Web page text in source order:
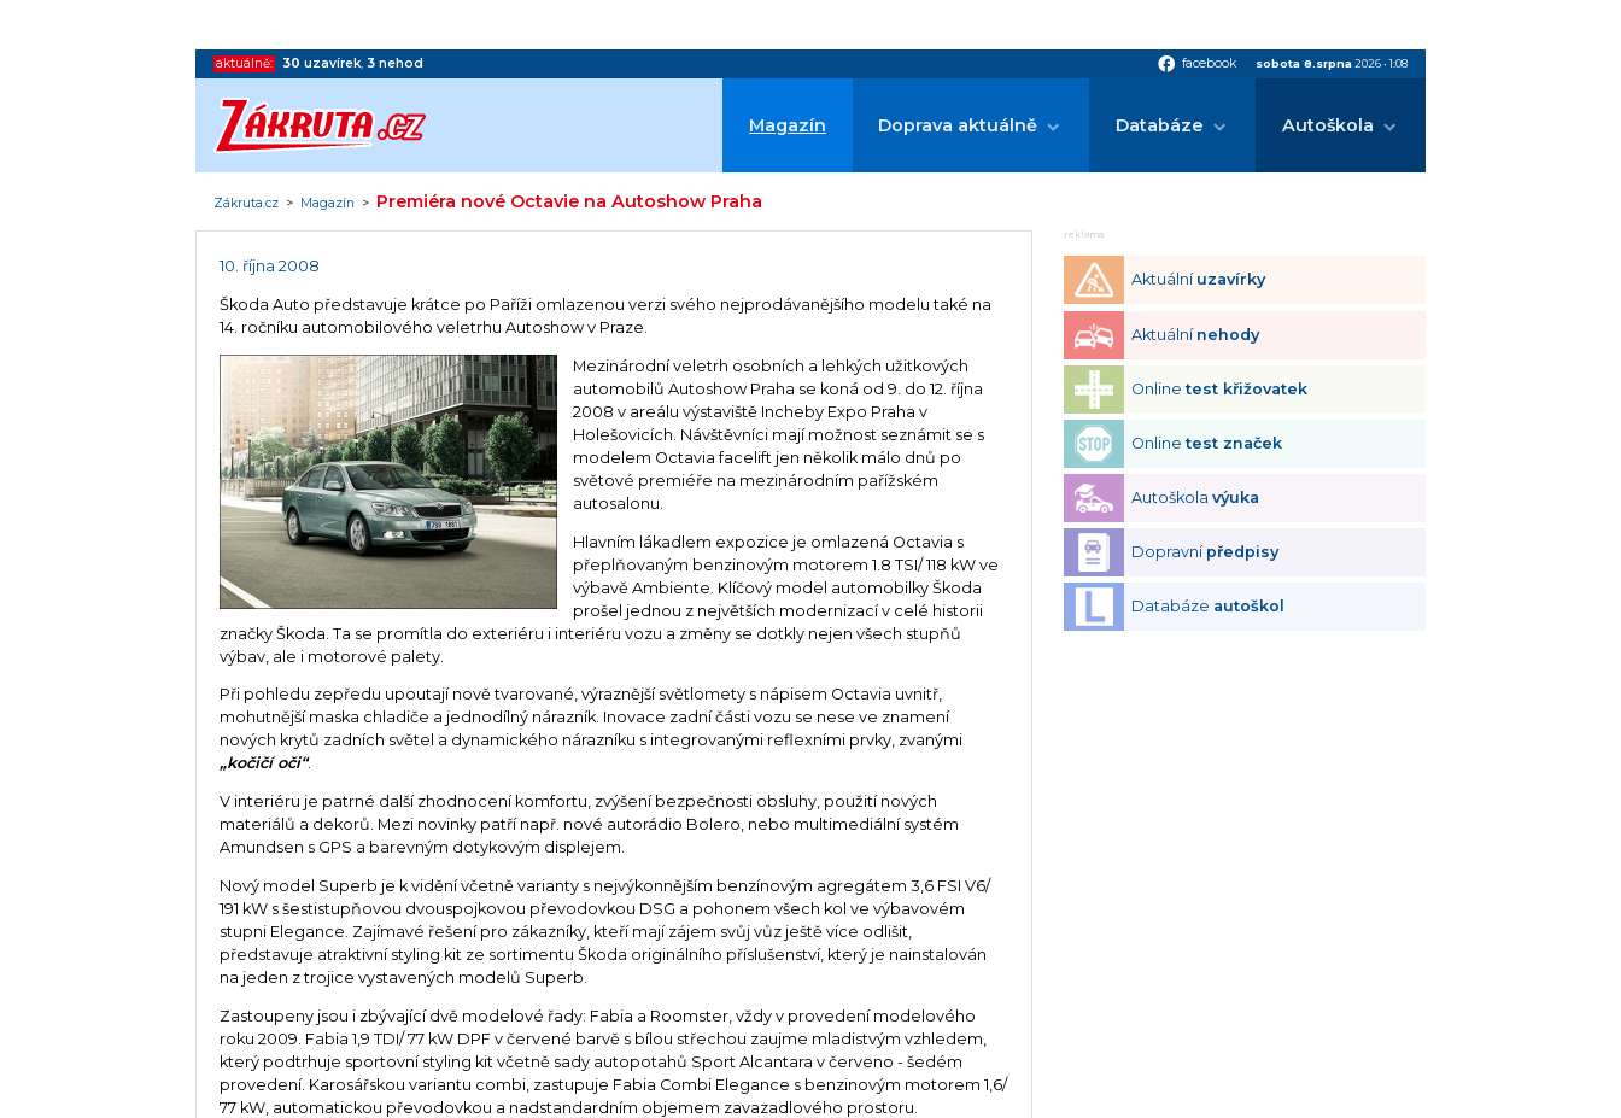
aktuálně: 30 uzavírek, 3 nehod facebook facebook sobota 8.srpna 2026•1:08
Magazín Doprava aktuálně Databáze Autoškola
Zákruta.cz > Magazín > Premiéra nové Octavie na Autoshow Praha
10. října 2008
Škoda Auto představuje krátce po Paříži omlazenou verzi svého nejprodávanějšího modelu také na
14. ročníku automobilového veletrhu Autoshow v Praze.
Mezinárodní veletrh osobních a lehkých užitkových
automobilů Autoshow Praha se koná od 9. do 12. října
2008 v areálu výstaviště Incheby Expo Praha v
Holešovicích. Návštěvníci mají možnost seznámit se s
modelem Octavia facelift jen několik málo dnů po
světové premiéře na mezinárodním pařížském
autosalonu.
Hlavním lákadlem expozice je omlazená Octavia s
přeplňovaným benzinovým motorem 1.8 TSI/ 118 kW ve
výbavě Ambiente. Klíčový model automobilky Škoda
prošel jednou z největších modernizací v celé historii
značky Škoda. Ta se promítla do exteriéru i interiéru vozu a změny se dotkly nejen všech stupňů
výbav, ale i motorové palety.
Při pohledu zepředu upoutají nově tvarované, výraznější světlomety s nápisem Octavia uvnitř,
mohutnější maska chladiče a jednodílný nárazník. Inovace zadní části vozu se nese ve znamení
nových krytů zadních světel a dynamického nárazníku s integrovanými reflexními prvky, zvanými
„kočičí oči“.
V interiéru je patrné další zhodnocení komfortu, zvýšení bezpečnosti obsluhy, použití nových
materiálů a dekorů. Mezi novinky patří např. nové autorádio Bolero, nebo multimediální systém
Amundsen s GPS a barevným dotykovým displejem.
Nový model Superb je k vidění včetně varianty s nejvýkonnějším benzínovým agregátem 3,6 FSI V6/
191 kW s šestistupňovou dvouspojkovou převodovkou DSG a pohonem všech kol ve výbavovém
stupni Elegance. Zajímavé řešení pro zákazníky, kteří mají zájem svůj vůz ještě více odlišit,
představuje atraktivní styling kit ze sortimentu Škoda originálního příslušenství, který je nainstalován
na jeden z trojice vystavených modelů Superb.
Zastoupeny jsou i zbývající dvě modelové řady: Fabia a Roomster, vždy v provedení modelového
roku 2009. Fabia 1,9 TDI/ 77 kW DPF v červené barvě s bílou střechou zaujme mladistvým vzhledem,
který podtrhuje sportovní styling kit včetně sady autopotahů Sport Alcantara v červeno - šedém
provedení. Karosářskou variantu combi, zastupuje Fabia Combi Elegance s benzinovým motorem 1,6/
77 kW, automatickou převodovkou a nadstandardním objemem zavazadlového prostoru.
reklama
Aktuální uzavírky
Aktuální nehody
Onlinetest křižovatek
Onlinetest značek
Autoškolavýuka
Dopravní předpisy
Databáze autoškol